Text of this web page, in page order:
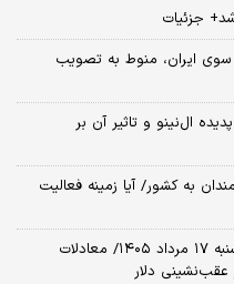
جزئیات
سوی ایران، منوط به تصویب
ال‌نینو و تاثیر آن بر
به کشور/ آیا زمینه فعالیت
پیش‌بینی قیمت طلا، دلار و سکه امروز شنبه ۱۷ مرداد ۱۴۰۵/ معادلات
عقب‌نشینی دلار